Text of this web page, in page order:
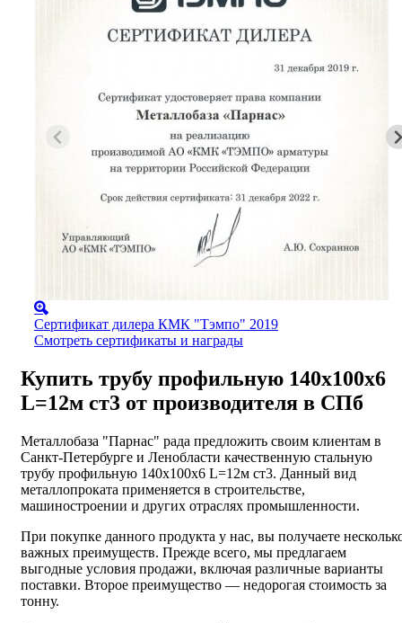
Сертификат дилера КМК "Тэмпо" 2019
Смотреть сертификаты и награды
Купить трубу профильную 140х100х6
L=12м ст3 от производителя в СПб
Металлобаза "Парнас" рада предложить своим клиентам в
Санкт-Петербурге и Ленобласти качественную стальную
трубу профильную 140х100х6 L=12м ст3. Данный вид
металлопроката применяется в строительстве,
машиностроении и других отраслях промышленности.
При покупке данного продукта у нас, вы получаете
важных преимуществ. Прежде всего, мы предлагаем
выгодные условия продажи, включая различные варианты
поставки. Второе преимущество — недорогая стоимость за
тонну.